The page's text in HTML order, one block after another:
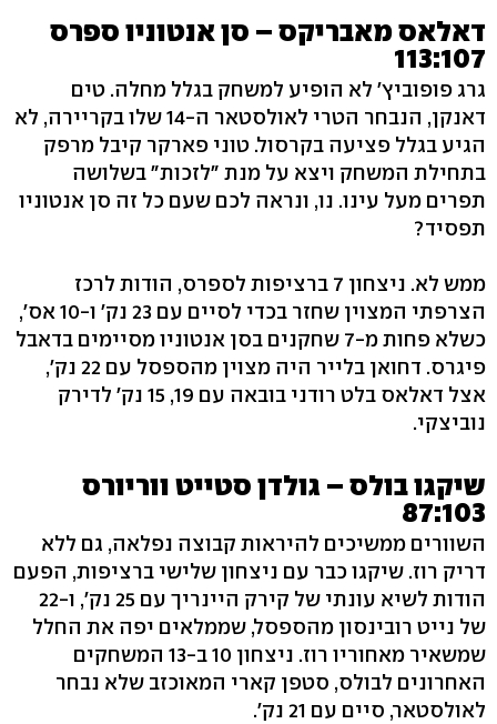
דאלאס מאבריקס – סן אנטוניו ספרס
113:107
גרג פופוביץ' לא הופיע למשחק בגלל מחלה. טים
דאנקן, הנבחר הטרי לאולסטאר ה-14 שלו בקריירה, לא
הגיע בגלל פציעה בקרסול. טוני פארקר קיבל מרפק
בתחילת המשחק ויצא על מנת "לזכות" בשלושה
תפרים מעל עינו. נו, ונראה לכם שעם כל זה סן אנטוניו
תפסיד?
ממש לא. ניצחון 7 ברציפות לספרס, הודות לרכז
הצרפתי המצוין שחזר בכדי לסיים עם 23 נק' ו-10 אס',
כשלא פחות מ-7 שחקנים בסן אנטוניו מסיימים בדאבל
פיגרס. דחואן בלייר היה מצוין מהספסל עם 22 נק',
אצל דאלאס בלט רודני בובאה עם 19, 15 נק' לדירק
נוביצקי.
שיקגו בולס – גולדן סטייט ווריורס
87:103
השוורים ממשיכים להיראות קבוצה נפלאה, גם ללא
דריק רוז. שיקגו כבר עם ניצחון שלישי ברציפות, הפעם
הודות לשיא עונתי של קירק היינריך עם 25 נק', ו-22
של נייט רובינסון מהספסל, שממלאים יפה את החלל
שמשאיר מאחוריו רוז. ניצחון 10 ב-13 המשחקים
האחרונים לבולס, סטפן קארי המאוכזב שלא נבחר
לאולסטאר, סיים עם 21 נק'.